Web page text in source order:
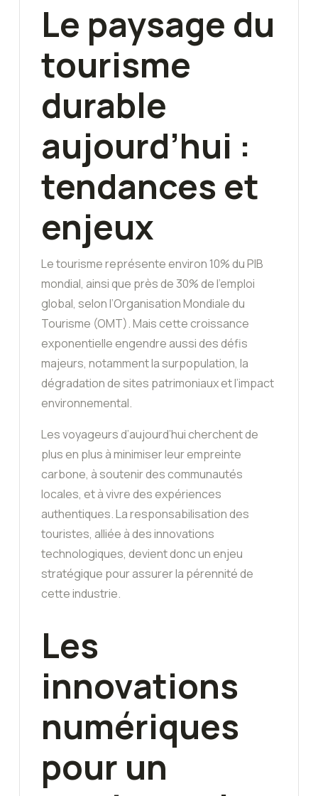
Le paysage du
tourisme
durable
aujourd’hui :
tendances et
enjeux
Le tourisme représente environ 10% du PIB
mondial, ainsi que près de 30% de l’emploi
global, selon l’Organisation Mondiale du
Tourisme (OMT). Mais cette croissance
exponentielle engendre aussi des défis
majeurs, notamment la surpopulation, la
dégradation de sites patrimoniaux et l’impact
environnemental.
Les voyageurs d’aujourd’hui cherchent de
plus en plus à minimiser leur empreinte
carbone, à soutenir des communautés
locales, et à vivre des expériences
authentiques. La responsabilisation des
touristes, alliée à des innovations
technologiques, devient donc un enjeu
stratégique pour assurer la pérennité de
cette industrie.
Les
innovations
numériques
pour un